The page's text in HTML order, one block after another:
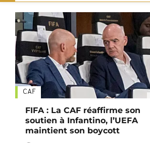
CAF
FIFA : La CAF réaffirme son
soutien à Infantino, l’UEFA
maintient son boycott